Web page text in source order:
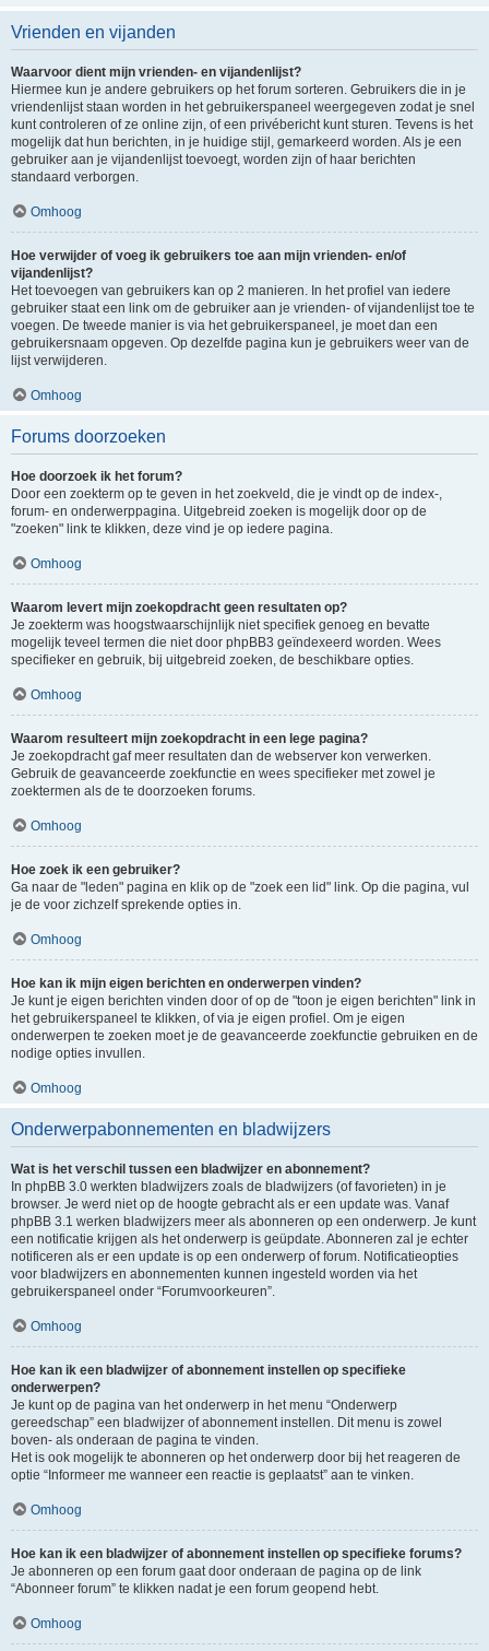
Vrienden en vijanden
Waarvoor dient mijn vrienden- en vijandenlijst?
Hiermee kun je andere gebruikers op het forum sorteren. Gebruikers die in je
vriendenlijst staan worden in het gebruikerspaneel weergegeven zodat je snel
kunt controleren of ze online zijn, of een privébericht kunt sturen. Tevens is het
mogelijk dat hun berichten, in je huidige stijl, gemarkeerd worden. Als je een
gebruiker aan je vijandenlijst toevoegt, worden zijn of haar berichten
standaard verborgen.
Omhoog
Hoe verwijder of voeg ik gebruikers toe aan mijn vrienden- en/of
vijandenlijst?
Het toevoegen van gebruikers kan op 2 manieren. In het profiel van iedere
gebruiker staat een link om de gebruiker aan je vrienden- of vijandenlijst toe te
voegen. De tweede manier is via het gebruikerspaneel, je moet dan een
gebruikersnaam opgeven. Op dezelfde pagina kun je gebruikers weer van de
lijst verwijderen.
Omhoog
Forums doorzoeken
Hoe doorzoek ik het forum?
Door een zoekterm op te geven in het zoekveld, die je vindt op de index-,
forum- en onderwerppagina. Uitgebreid zoeken is mogelijk door op de
"zoeken" link te klikken, deze vind je op iedere pagina.
Omhoog
Waarom levert mijn zoekopdracht geen resultaten op?
Je zoekterm was hoogstwaarschijnlijk niet specifiek genoeg en bevatte
mogelijk teveel termen die niet door phpBB3 geïndexeerd worden. Wees
specifieker en gebruik, bij uitgebreid zoeken, de beschikbare opties.
Omhoog
Waarom resulteert mijn zoekopdracht in een lege pagina?
Je zoekopdracht gaf meer resultaten dan de webserver kon verwerken.
Gebruik de geavanceerde zoekfunctie en wees specifieker met zowel je
zoektermen als de te doorzoeken forums.
Omhoog
Hoe zoek ik een gebruiker?
Ga naar de "leden" pagina en klik op de "zoek een lid" link. Op die pagina, vul
je de voor zichzelf sprekende opties in.
Omhoog
Hoe kan ik mijn eigen berichten en onderwerpen vinden?
Je kunt je eigen berichten vinden door of op de "toon je eigen berichten" link in
het gebruikerspaneel te klikken, of via je eigen profiel. Om je eigen
onderwerpen te zoeken moet je de geavanceerde zoekfunctie gebruiken en de
nodige opties invullen.
Omhoog
Onderwerpabonnementen en bladwijzers
Wat is het verschil tussen een bladwijzer en abonnement?
In phpBB 3.0 werkten bladwijzers zoals de bladwijzers (of favorieten) in je
browser. Je werd niet op de hoogte gebracht als er een update was. Vanaf
phpBB 3.1 werken bladwijzers meer als abonneren op een onderwerp. Je kunt
een notificatie krijgen als het onderwerp is geüpdate. Abonneren zal je echter
notificeren als er een update is op een onderwerp of forum. Notificatieopties
voor bladwijzers en abonnementen kunnen ingesteld worden via het
gebruikerspaneel onder “Forumvoorkeuren”.
Omhoog
Hoe kan ik een bladwijzer of abonnement instellen op specifieke
onderwerpen?
Je kunt op de pagina van het onderwerp in het menu “Onderwerp
gereedschap” een bladwijzer of abonnement instellen. Dit menu is zowel
boven- als onderaan de pagina te vinden.
Het is ook mogelijk te abonneren op het onderwerp door bij het reageren de
optie “Informeer me wanneer een reactie is geplaatst” aan te vinken.
Omhoog
Hoe kan ik een bladwijzer of abonnement instellen op specifieke forums?
Je abonneren op een forum gaat door onderaan de pagina op de link
“Abonneer forum” te klikken nadat je een forum geopend hebt.
Omhoog